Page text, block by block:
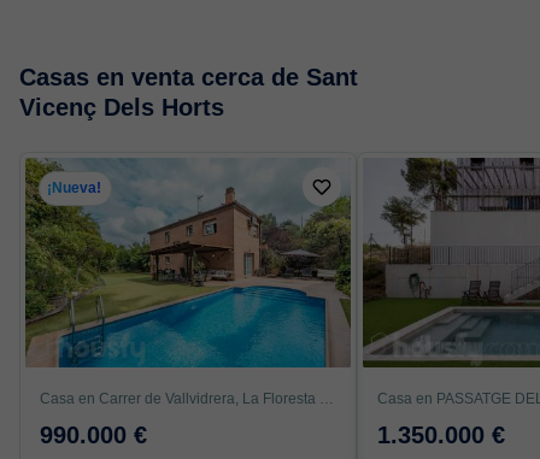
Casas en venta cerca de Sant
Vicenç Dels Horts
¡Nueva!
990.000 € 1.350.000 €